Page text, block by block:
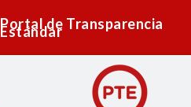
Portal de Transparencia
Estándar